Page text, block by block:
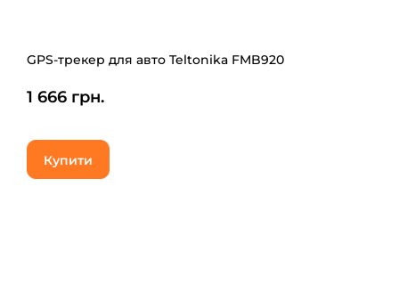
GPS-трекер для авто Teltonika FMB920
1 666 грн.
Купити